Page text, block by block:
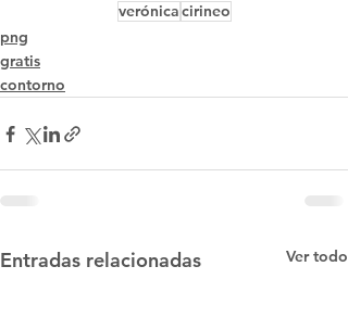
verónicacirineo
png
gratis
contorno
Entradas relacionadas Ver todo